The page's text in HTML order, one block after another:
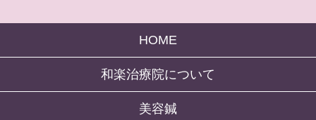
HOME
和楽治療院について
美容鍼